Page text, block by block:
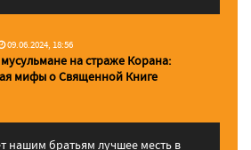
09.06.2024, 18:56
мусульмане на страже Корана:
мифы о Священной Книге
нашим братьям лучшее месть в